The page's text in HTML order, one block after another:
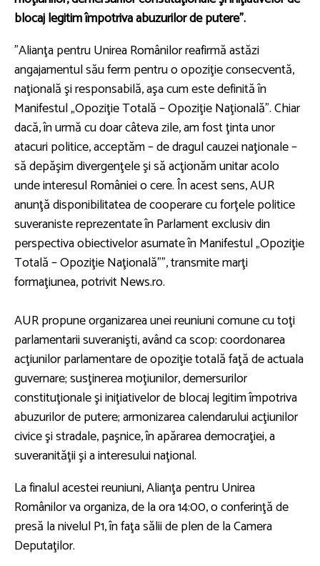
blocaj legitim împotriva abuzurilor de putere”.
”Alianţa pentru Unirea Românilor reafirmă astăzi
angajamentul său ferm pentru o opoziţie consecventă,
naţională şi responsabilă, aşa cum este definită în
Manifestul „Opoziţie Totală – Opoziţie Naţională”. Chiar
dacă, în urmă cu doar câteva zile, am fost ţinta unor
atacuri politice, acceptăm – de dragul cauzei naţionale –
să depăşim divergenţele şi să acţionăm unitar acolo
unde interesul României o cere. În acest sens, AUR
anunţă disponibilitatea de cooperare cu forţele politice
suveraniste reprezentate în Parlament exclusiv din
perspectiva obiectivelor asumate în Manifestul „Opoziţie
Totală – Opoziţie Naţională””, transmite marţi
formaţiunea, potrivit News.ro.
AUR propune organizarea unei reuniuni comune cu toţi
parlamentarii suveranişti, având ca scop: coordonarea
acţiunilor parlamentare de opoziţie totală faţă de actuala
guvernare; susţinerea moţiunilor, demersurilor
constituţionale şi iniţiativelor de blocaj legitim împotriva
abuzurilor de putere; armonizarea calendarului acţiunilor
civice şi stradale, paşnice, în apărarea democraţiei, a
suveranităţii şi a interesului naţional.
La finalul acestei reuniuni, Alianţa pentru Unirea
Românilor va organiza, de la ora 14:00, o conferinţă de
presă la nivelul P1, în faţa sălii de plen de la Camera
Deputaţilor.